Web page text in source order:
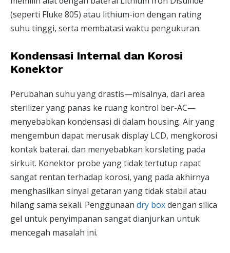
(seperti Fluke 805) atau lithium-ion dengan rating
suhu tinggi, serta membatasi waktu pengukuran.
Kondensasi Internal dan Korosi
Konektor
Perubahan suhu yang drastis—misalnya, dari area
sterilizer yang panas ke ruang kontrol ber-AC—
menyebabkan kondensasi di dalam housing. Air yang
mengembun dapat merusak display LCD, mengkorosi
kontak baterai, dan menyebabkan korsleting pada
sirkuit. Konektor probe yang tidak tertutup rapat
sangat rentan terhadap korosi, yang pada akhirnya
menghasilkan sinyal getaran yang tidak stabil atau
hilang sama sekali. Penggunaan dry boxdengan silica
gel untuk penyimpanan sangat dianjurkan untuk
mencegah masalah ini.